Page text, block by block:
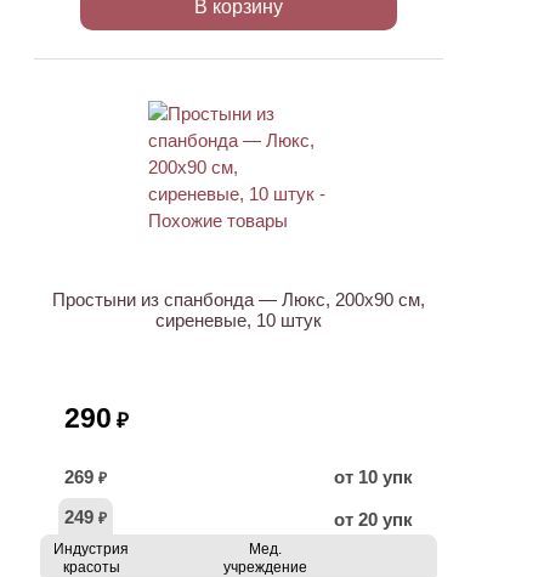
В корзину
Простыни из спанбонда — Люкс, 200х90 см,
сиреневые, 10 штук
290 ₽
269 ₽
от 10 упк
249 ₽ от 20 упк
Индустрия
красоты
Мед.
учреждение